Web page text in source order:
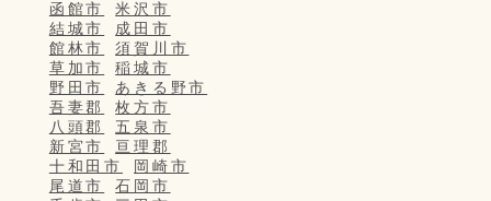
函館市
米沢市
結城市
成田市
館林市
須賀川市
草加市
稲城市
野田市
あきる野市
吾妻郡
枚方市
八頭郡
五泉市
新宮市
亘理郡
十和田市
岡崎市
尾道市
石岡市